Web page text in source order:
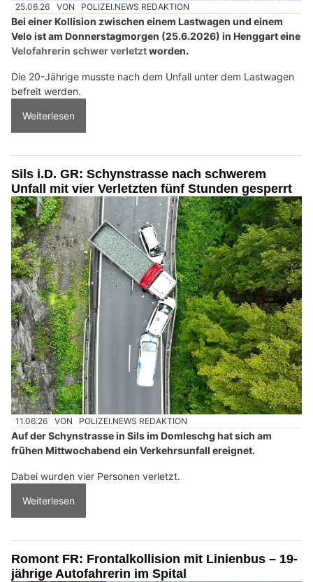
25.06.26 VON POLIZEI.NEWS REDAKTION
Bei einer Kollision zwischen einem Lastwagen und einem
Velo ist am Donnerstagmorgen (25.6.2026) in Henggart eine
Velofahrerin schwer verletztworden.
Die 20-Jährige musste nach dem Unfall unter dem Lastwagen
befreit werden.
Weiterlesen
Sils i.D. GR: Schynstrasse nach schwerem
Unfall mit vier Verletzten fünf Stunden gesperrt
11.06.26 VON POLIZEI.NEWS REDAKTION
Auf der Schynstrasse in Sils im Domleschg hat sich am
frühen Mittwochabend ein Verkehrsunfall ereignet.
Dabei wurden vier Personen verletzt.
Weiterlesen
Romont FR: Frontalkollision mit Linienbus – 19-
jährige Autofahrerin im Spital